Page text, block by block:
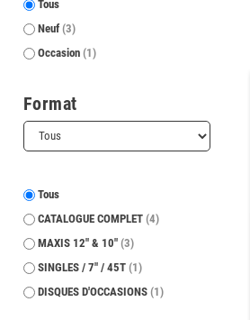
Tous
Neuf (3)
Occasion (1)
Format
Tous
CATALOGUE COMPLET (4)
MAXIS 12" & 10" (3)
SINGLES / 7" / 45T (1)
DISQUES D'OCCASIONS (1)